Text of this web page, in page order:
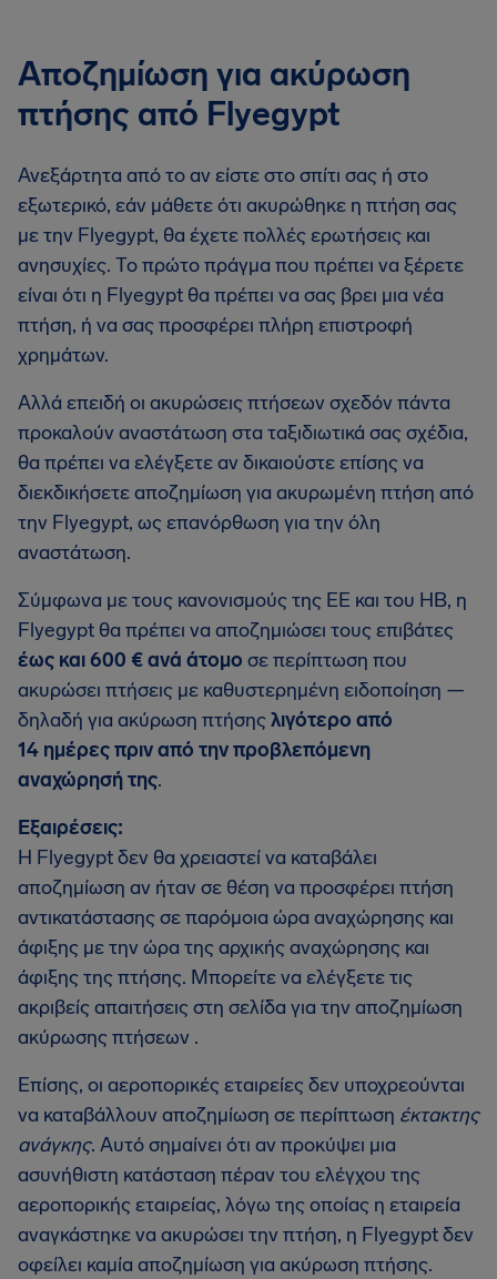
Αποζημίωση για ακύρωση
πτήσης από Flyegypt
Ανεξάρτητα από το αν είστε στο σπίτι σας ή στο
εξωτερικό, εάν μάθετε ότι ακυρώθηκε η πτήση σας
με την Flyegypt, θα έχετε πολλές ερωτήσεις και
ανησυχίες. Το πρώτο πράγμα που πρέπει να ξέρετε
είναι ότι η Flyegypt θα πρέπει να σας βρει μια νέα
πτήση, ή να σας προσφέρει πλήρη επιστροφή
χρημάτων.
Αλλά επειδή οι ακυρώσεις πτήσεων σχεδόν πάντα
προκαλούν αναστάτωση στα ταξιδιωτικά σας σχέδια,
θα πρέπει να ελέγξετε αν δικαιούστε επίσης να
διεκδικήσετε αποζημίωση για ακυρωμένη πτήση από
την Flyegypt, ως επανόρθωση για την όλη
αναστάτωση.
Σύμφωνα με τους κανονισμούς της ΕΕ και του ΗΒ, η
Flyegypt θα πρέπει να αποζημιώσει τους επιβάτες
έως και 600 € ανά άτομο σε περίπτωση που
ακυρώσει πτήσεις με καθυστερημένη ειδοποίηση —
δηλαδή για ακύρωση πτήσηςλιγότερο από
14 ημέρες πριν από την προβλεπόμενη
αναχώρησή της.
Εξαιρέσεις:
Η Flyegypt δεν θα χρειαστεί να καταβάλει
αποζημίωση αν ήταν σε θέση να προσφέρει πτήση
αντικατάστασης σε παρόμοια ώρα αναχώρησης και
άφιξης με την ώρα της αρχικής αναχώρησης και
άφιξης της πτήσης. Μπορείτε να ελέγξετε τις
ακριβείς απαιτήσεις στη σελίδα για την αποζημίωση
ακύρωσης πτήσεων .
Επίσης, οι αεροπορικές εταιρείες δεν υποχρεούνται
να καταβάλλουν αποζημίωση σε περίπτωση έκτακτης
ανάγκης. Αυτό σημαίνει ότι αν προκύψει μια
ασυνήθιστη κατάσταση πέραν του ελέγχου της
αεροπορικής εταιρείας, λόγω της οποίας η εταιρεία
αναγκάστηκε να ακυρώσει την πτήση, η Flyegypt δεν
οφείλει καμία αποζημίωση για ακύρωση πτήσης.